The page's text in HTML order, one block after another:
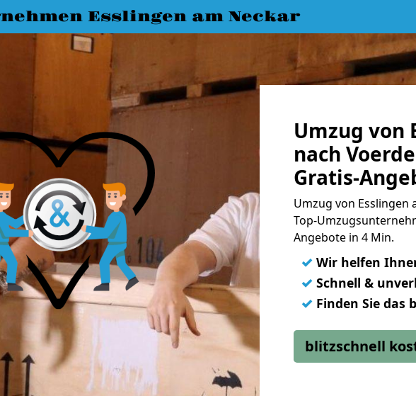
Esslingen am Neckar
Umzug von
nach
Gratis-
Umzug von Esslingen
Top-
Angebote in 4 Min.
✓ Wir helfen
✓ Schnell &
✓ Finden Sie das
blitzschnell